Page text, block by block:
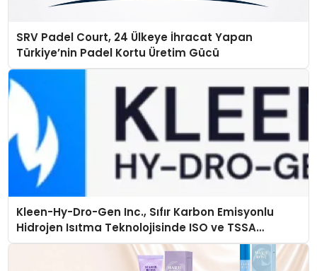
SRV Padel Court, 24 Ülkeye İhracat Yapan
Türkiye’nin Padel Kortu Üretim Gücü
Kleen-Hy-Dro-Gen Inc., Sıfır Karbon Emisyonlu
Hidrojen Isıtma Teknolojisinde ISO ve TSSA
Düzenleyici Onaylarını Aldı